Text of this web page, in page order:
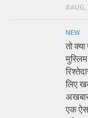
8
NEW
तो
लिए
एक